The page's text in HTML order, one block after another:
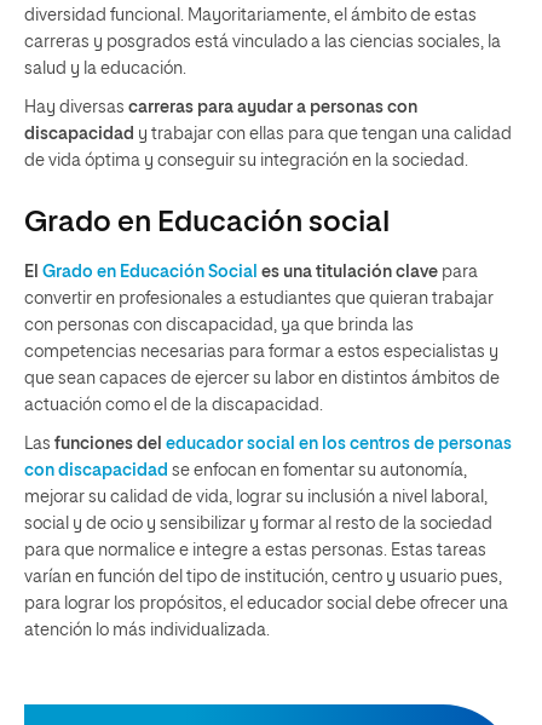
diversidad funcional. Mayoritariamente, el ámbito de estas
carreras y posgrados está vinculado a las ciencias sociales, la
salud y la educación.
Hay diversas carreras para ayudar a personas con
discapacidad y trabajar con ellas para que tengan una calidad
de vida óptima y conseguir su integración en la sociedad.
Grado en Educación social
El Grado en Educación Social es una titulación clave para
convertir en profesionales a estudiantes que quieran trabajar
con personas con discapacidad, ya que brinda las
competencias necesarias para formar a estos especialistas y
que sean capaces de ejercer su labor en distintos ámbitos de
actuación como el de la discapacidad.
Las funciones del educador social en los centros de personas
con discapacidad se enfocan en fomentar su autonomía,
mejorar su calidad de vida, lograr su inclusión a nivel laboral,
social y de ocio y sensibilizar y formar al resto de la sociedad
para que normalice e integre a estas personas. Estas tareas
varían en función del tipo de institución, centro y usuario pues,
para lograr los propósitos, el educador social debe ofrecer una
atención lo más individualizada.